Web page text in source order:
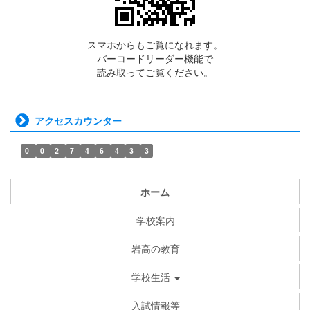
スマホからもご覧になれます。
バーコードリーダー機能で
読み取ってご覧ください。
アクセスカウンター
0 0 2 7 4 6 4 3 3
ホーム
学校案内
岩高の教育
学校生活
入試情報等